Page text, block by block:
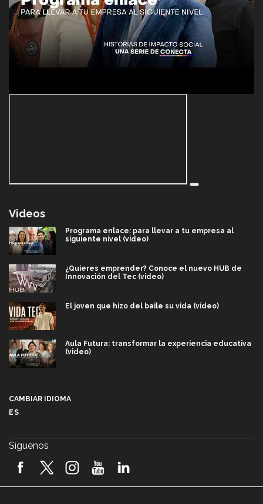
Videos
Programa enlace: para llevar a tu empresa al
siguiente nivel (video)
¿Quieres emprender? Conoce el nuevo HUB de
Innovación del Tec (video)
El joven que hizo del baile su vida (video)
Aula Futura: transformar la experiencia educativa
(video)
2026! (video)
CAMBIAR IDIOMA
ES
Síguenos